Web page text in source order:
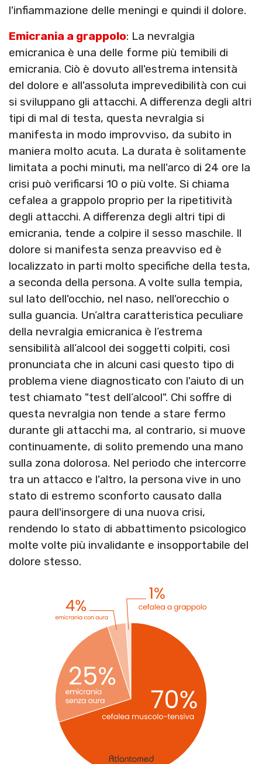
l'infiammazione delle meningi e quindi il dolore.
Emicrania a grappolo: La nevralgia
emicranica è una delle forme più temibili di
emicrania. Ciò è dovuto all'estrema intensità
del dolore e all'assoluta imprevedibilità con cui
si sviluppano gli attacchi. A differenza degli altri
tipi di mal di testa, questa nevralgia si
manifesta in modo improvviso, da subito in
maniera molto acuta. La durata è solitamente
limitata a pochi minuti, ma nell'arco di 24 ore la
crisi può verificarsi 10 o più volte. Si chiama
cefalea a grappolo proprio per la ripetitività
degli attacchi. A differenza degli altri tipi di
emicrania, tende a colpire il sesso maschile. Il
dolore si manifesta senza preavviso ed è
localizzato in parti molto specifiche della testa,
a seconda della persona. A volte sulla tempia,
sul lato dell'occhio, nel naso, nell'orecchio o
sulla guancia. Un’altra caratteristica peculiare
della nevralgia emicranica è l’estrema
sensibilità all’alcool dei soggetti colpiti, così
pronunciata che in alcuni casi questo tipo di
problema viene diagnosticato con l'aiuto di un
test chiamato "test dell’alcool". Chi soffre di
questa nevralgia non tende a stare fermo
durante gli attacchi ma, al contrario, si muove
continuamente, di solito premendo una mano
sulla zona dolorosa. Nel periodo che intercorre
tra un attacco e l'altro, la persona vive in uno
stato di estremo sconforto causato dalla
paura dell'insorgere di una nuova crisi,
rendendo lo stato di abbattimento psicologico
molte volte più invalidante e insopportabile del
dolore stesso.